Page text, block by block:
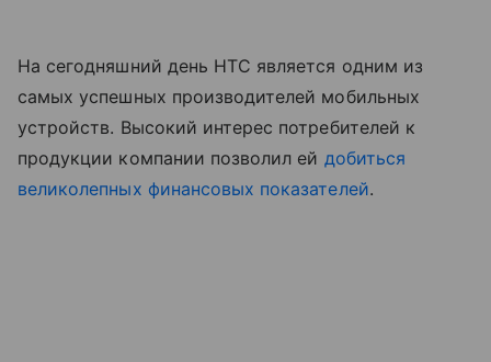
На сегодняшний день HTC является одним из
самых успешных производителей мобильных
устройств. Высокий интерес потребителей к
продукции компании позволил ей добиться
великолепных финансовых показателей.